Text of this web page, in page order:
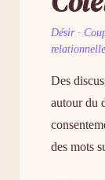
Désir ·
relationnelle
Des
autour du
des mots